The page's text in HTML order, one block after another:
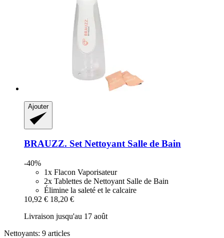
Ajouter
BRAUZZ. Set Nettoyant Salle de Bain
-40%
1x Flacon Vaporisateur
2x Tablettes de Nettoyant Salle de Bain
Élimine la saleté et le calcaire
10,92 € 18,20 €
Livraison jusqu'au 17 août
Nettoyants: 9 articles